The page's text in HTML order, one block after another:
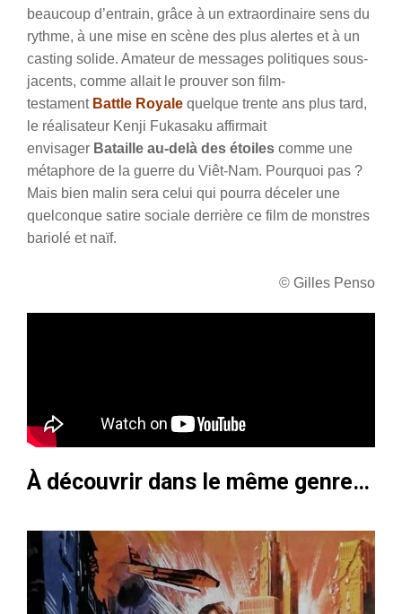
beaucoup d’entrain, grâce à un extraordinaire sens du
rythme, à une mise en scène des plus alertes et à un
casting solide. Amateur de messages politiques sous-
jacents, comme allait le prouver son film-
testament Battle Royale quelque trente ans plus tard,
le réalisateur Kenji Fukasaku affirmait
envisager Bataille au-delà des étoiles comme une
métaphore de la guerre du Viêt-Nam. Pourquoi pas ?
Mais bien malin sera celui qui pourra déceler une
quelconque satire sociale derrière ce film de monstres
bariolé et naïf.
© Gilles Penso
À découvrir dans le même genre…